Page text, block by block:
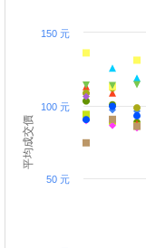
平均成交價
50 元
100 元
150 元